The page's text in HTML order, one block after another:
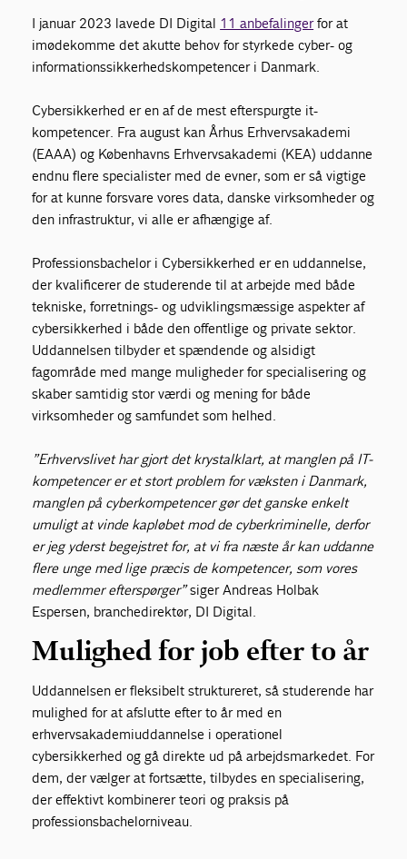
I januar 2023 lavede DI Digital 11 anbefalingerfor at
imødekomme det akutte behov for styrkede cyber- og
informationssikkerhedskompetencer i Danmark.
Cybersikkerhed er en af de mest efterspurgte it-
kompetencer. Fra august kan Århus Erhvervsakademi
(EAAA) og Københavns Erhvervsakademi (KEA) uddanne
endnu flere specialister med de evner, som er så vigtige
for at kunne forsvare vores data, danske virksomheder og
den infrastruktur, vi alle er afhængige af.
Professionsbachelor i Cybersikkerhed er en uddannelse,
der kvalificerer de studerende til at arbejde med både
tekniske, forretnings- og udviklingsmæssige aspekter af
cybersikkerhed i både den offentlige og private sektor.
Uddannelsen tilbyder et spændende og alsidigt
fagområde med mange muligheder for specialisering og
skaber samtidig stor værdi og mening for både
virksomheder og samfundet som helhed.
”Erhvervslivet har gjort det krystalklart, at manglen på IT-
kompetencer er et stort problem for væksten i Danmark,
manglen på cyberkompetencer gør det ganske enkelt
umuligt at vinde kapløbet mod de cyberkriminelle, derfor
er jeg yderst begejstret for, at vi fra næste år kan uddanne
flere unge med lige præcis de kompetencer, som vores
medlemmer efterspørger”siger Andreas Holbak
Espersen, branchedirektør, DI Digital.
Mulighed for job efter to år
Uddannelsen er fleksibelt struktureret, så studerende har
mulighed for at afslutte efter to år med en
erhvervsakademiuddannelse i operationel
cybersikkerhed og gå direkte ud på arbejdsmarkedet. For
dem, der vælger at fortsætte, tilbydes en specialisering,
der effektivt kombinerer teori og praksis på
professionsbachelorniveau.